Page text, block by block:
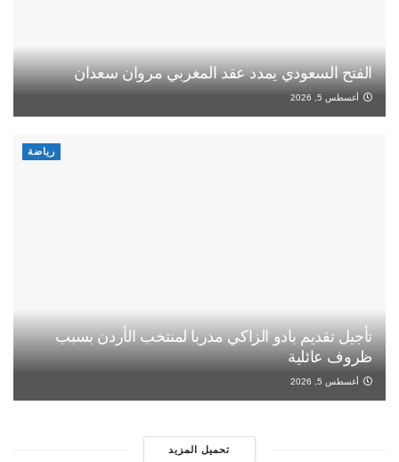
الفتح السعودي يمدد عقد المغربي مروان سعدان
أغسطس 5, 2026
رياضة
تأجيل تقديم بادو الزاكي مدربا لمنتخب الأردن بسبب
ظروف عائلية
أغسطس 5, 2026
تحميل المزيد